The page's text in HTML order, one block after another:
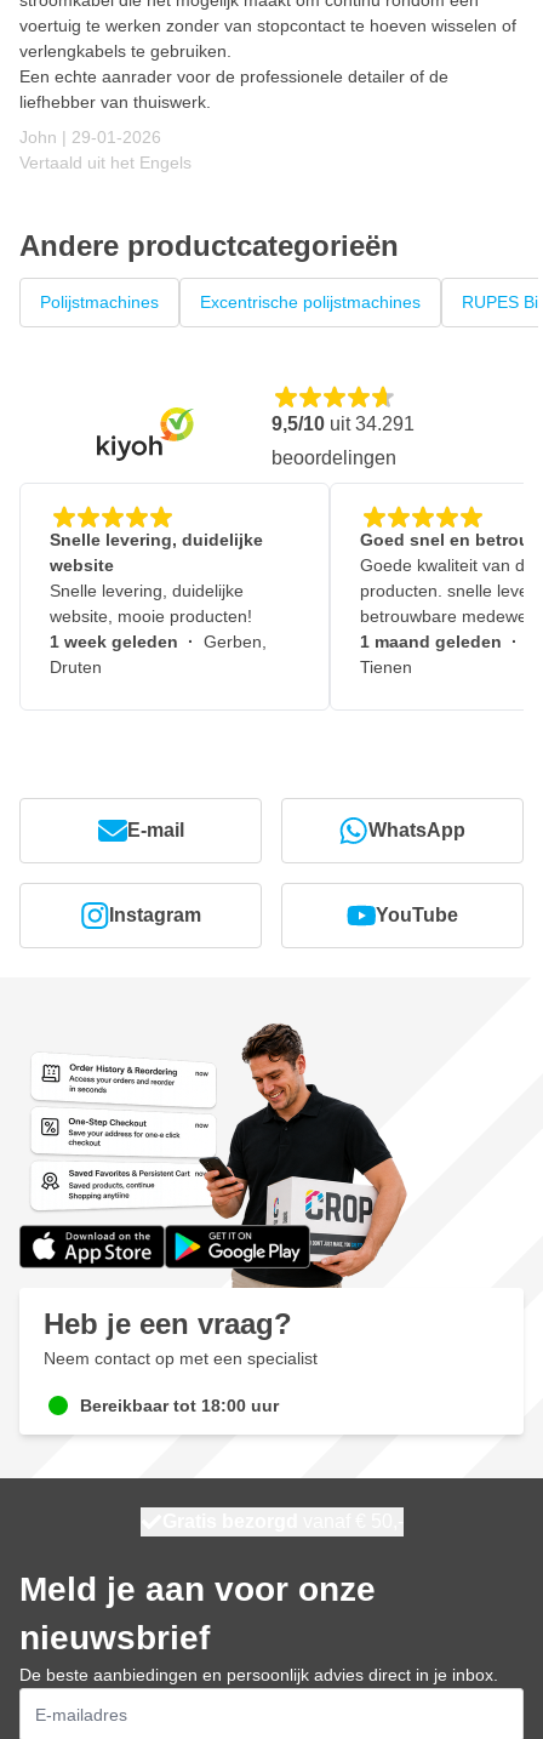
voertuig te werken zonder van stopcontact te hoeven wisselen of
verlengkabels te gebruiken.
Een echte aanrader voor de professionele detailer of de
liefhebber van thuiswerk.
John | 29 januari 2026
29-01-2026
Vertaald uit het Engels
Andere productcategorieën
Polijstmachines Excentrische polijstmachines RUPES
9,5/10 uit34.291
beoordelingen
Snelle levering, duidelijke
website
Snelle levering, duidelijke
website, mooie producten!
1 week geleden · Gerben,
Druten
Goed snel en
Goede kwaliteit van de
producten. snelle
betrouwbare
1 maand geleden ·
Tienen
E-mail WhatsApp
Instagram YouTube
Heb je een vraag?
Neem contact op met een specialist
Bereikbaar tot 18:00 uur
Meld je aan voor onze
nieuwsbrief
De beste aanbiedingen en persoonlijk advies direct in je inbox.